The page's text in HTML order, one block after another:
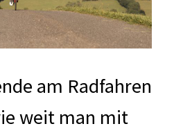
am Radfahren
weit man mit